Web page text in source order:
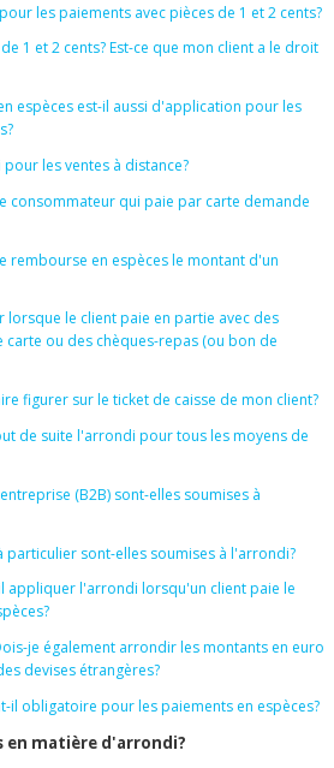
les paiements avec pièces de 1 et 2 cents?
1 et 2 cents? Est-ce que mon client a le droit
espèces est-il aussi d'application pour les
les ventes à distance?
consommateur qui paie par carte demande
rembourse en espèces le montant d'un
le client paie en partie avec des
carte ou des chèques-repas (ou bon de
figurer sur le ticket de caisse de mon client?
de suite l'arrondi pour tous les moyens de
(B2B) sont-elles soumises à
particulier sont-elles soumises à l'arrondi?
appliquer l'arrondi lorsqu'un client paie le
je également arrondir les montants en euro
devises étrangères?
il obligatoire pour les paiements en espèces?
en matière d'arrondi?